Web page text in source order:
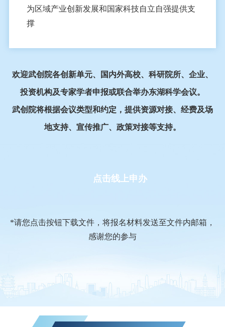
为区域产业创新发展和国家科技自立自强提供支
撑
欢迎武创院各创新单元、国内外高校、科研院所、企业、
投资机构及专家学者申报或联合举办东湖科学会议。
武创院将根据会议类型和约定，提供资源对接、经费及场
地支持、宣传推广、政策对接等支持。
点击线上申办
*请您点击按钮下载文件，将报名材料发送至文件内邮箱，
感谢您的参与